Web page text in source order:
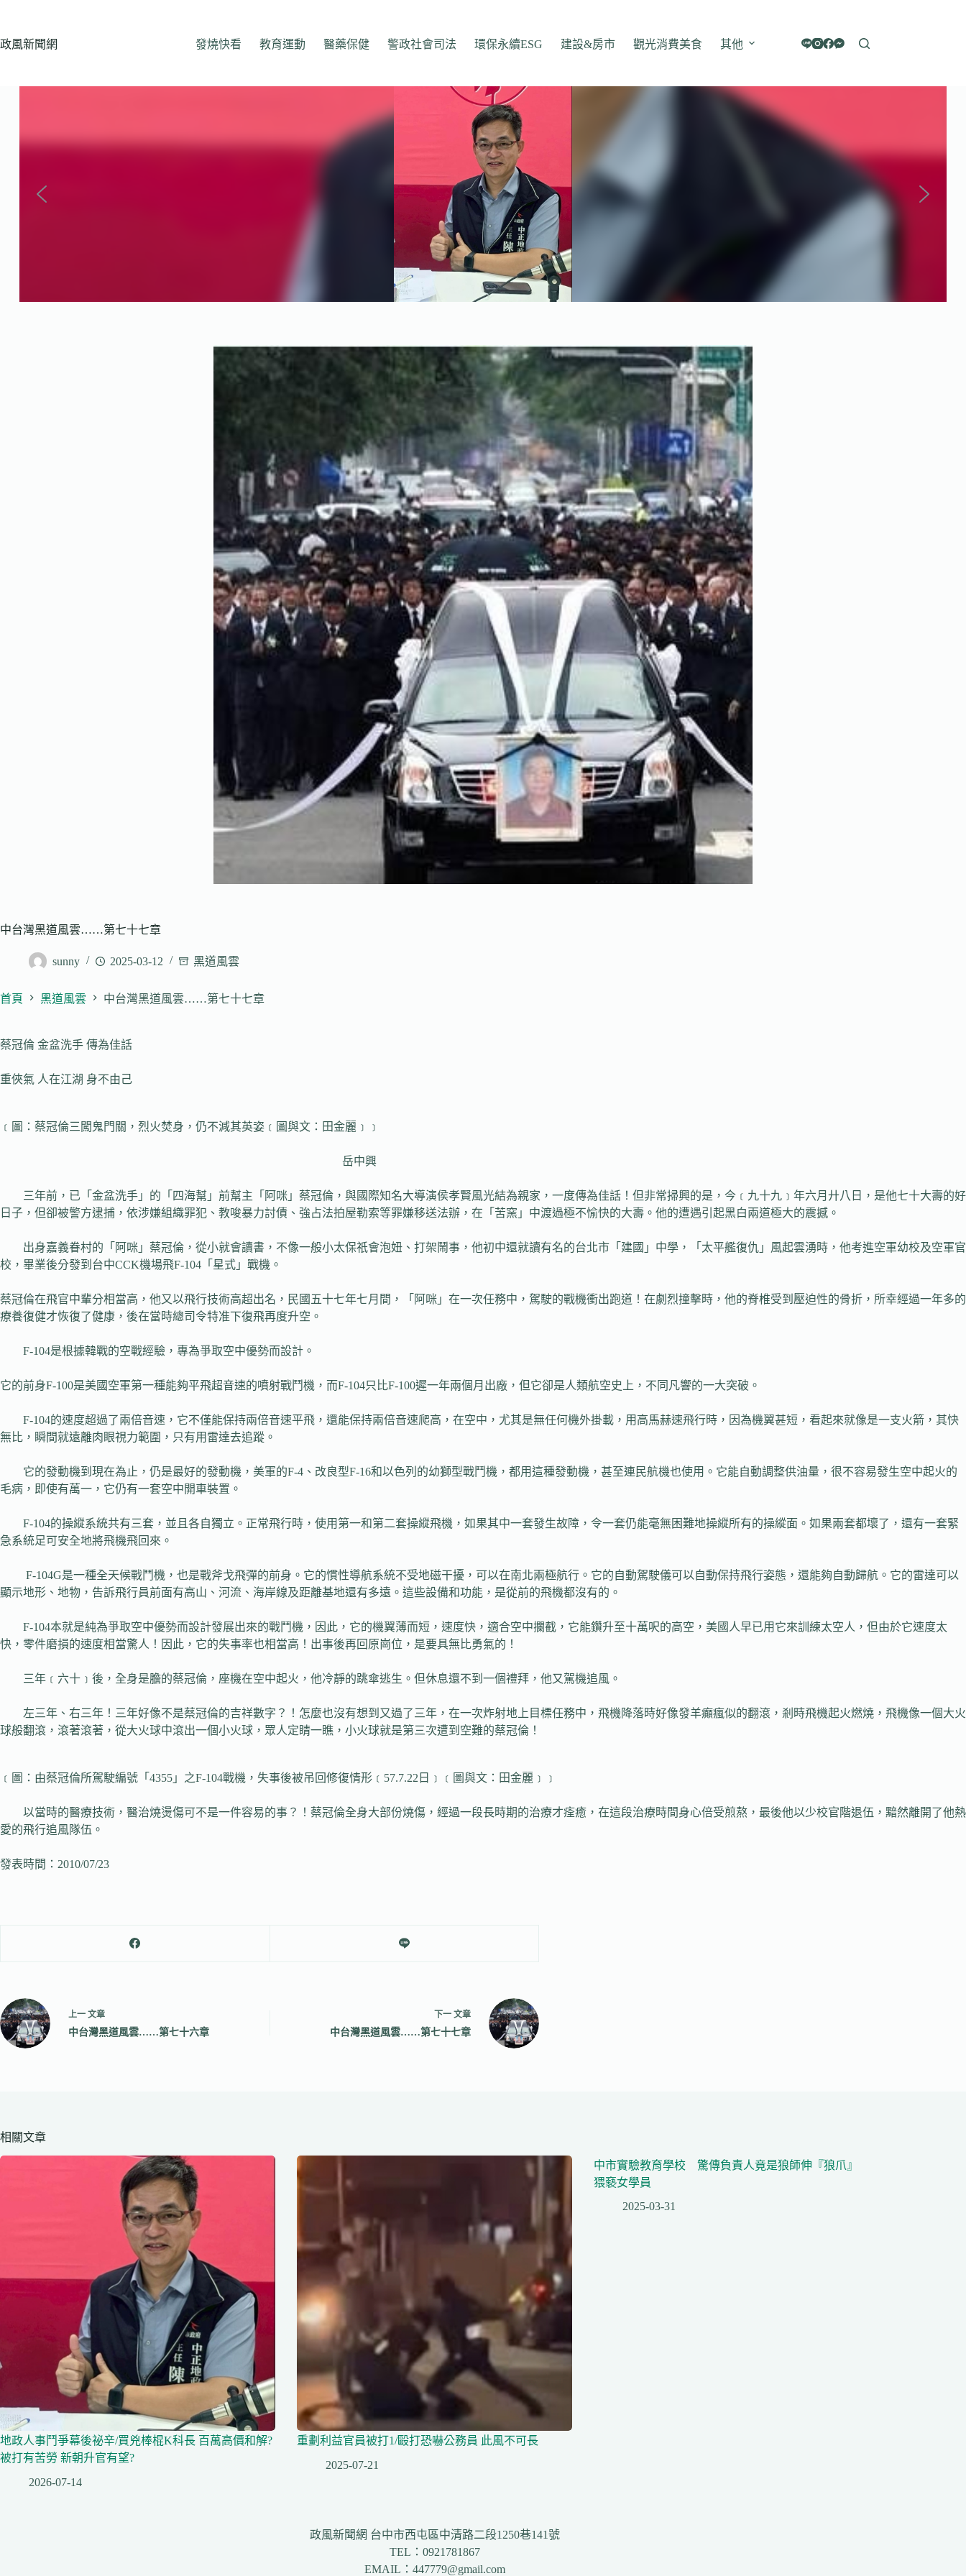
主
政風新聞網 發燒快看 教育運動 醫藥保健 警政社會司法 環保永續ESG 建設&房市 觀光消費美食 其他
中台灣黑道風雲……第七十七章
sunny 2025-03-12 黑道風雲
首頁 黑道風雲 中台灣黑道風雲……第七十七章
蔡冠倫 金盆洗手 傳為佳話
重俠氣 人在江湖 身不由己
﹝圖：蔡冠倫三闖鬼門關，烈火焚身，仍不減其英姿﹝圖與文：田金麗﹞﹞
岳中興
三年前，已「金盆洗手」的「四海幫」前幫主「阿咪」蔡冠倫，與國際知名大導演侯孝賢風光結為親家，一度傳為佳話！但非常掃興的是，今﹝九十九﹞年六月廾八日，是他七十大壽的好
日子，但卻被警方逮捕，依涉嫌組織罪犯、教唆暴力討債、強占法拍屋勒索等罪嫌移送法辦，在「苦窯」中渡過極不愉快的大壽。他的遭遇引起黑白兩道極大的震撼。
出身嘉義眷村的「阿咪」蔡冠倫，從小就會讀書，不像一般小太保祇會泡妞、打架鬧事，他初中還就讀有名的台北市「建國」中學，「太平艦復仇」風起雲湧時，他考進空軍幼校及空軍官
校，畢業後分發到台中CCK機場飛F-104「星式」戰機。
蔡冠倫在飛官中輩分相當高，他又以飛行技術高超出名，民國五十七年七月間，「阿咪」在一次任務中，駕駛的戰機衝出跑道！在劇烈撞擊時，他的脊椎受到壓迫性的骨折，所幸經過一年多的
療養復健才恢復了健康，後在當時總司令特准下復飛再度升空。
F-104是根據韓戰的空戰經驗，專為爭取空中優勢而設計。
它的前身F-100是美國空軍第一種能夠平飛超音速的噴射戰鬥機，而F-104只比F-100遲一年兩個月出廠，但它卻是人類航空史上，不同凡響的一大突破。
F-104的速度超過了兩倍音速，它不僅能保持兩倍音速平飛，還能保持兩倍音速爬高，在空中，尤其是無任何機外掛載，用高馬赫速飛行時，因為機翼甚短，看起來就像是一支火箭，其快
無比，瞬間就遠離肉眼視力範圍，只有用雷達去追蹤。
它的發動機到現在為止，仍是最好的發動機，美軍的F-4、改良型F-16和以色列的幼獅型戰鬥機，都用這種發動機，甚至連民航機也使用。它能自動調整供油量，很不容易發生空中起火的
毛病，即使有萬一，它仍有一套空中開車裝置。
F-104的操縱系統共有三套，並且各自獨立。正常飛行時，使用第一和第二套操縱飛機，如果其中一套發生故障，令一套仍能毫無困難地操縱所有的操縱面。如果兩套都壞了，還有一套緊
急系統足可安全地將飛機飛回來。
F-104G是一種全天候戰鬥機，也是戰斧戈飛彈的前身。它的慣性導航系統不受地磁干擾，可以在南北兩極航行。它的自動駕駛儀可以自動保持飛行姿態，還能夠自動歸航。它的雷達可以
顯示地形、地物，告訴飛行員前面有高山、河流、海岸線及距離基地還有多遠。這些設備和功能，是從前的飛機都沒有的。
F-104本就是純為爭取空中優勢而設計發展出來的戰鬥機，因此，它的機翼薄而短，速度快，適合空中攔截，它能鑽升至十萬呎的高空，美國人早已用它來訓練太空人，但由於它速度太
快，零件磨損的速度相當驚人！因此，它的失事率也相當高！出事後再回原崗位，是要具無比勇氣的！
三年﹝六十﹞後，全身是膽的蔡冠倫，座機在空中起火，他冷靜的跳傘逃生。但休息還不到一個禮拜，他又駕機追風。
左三年、右三年！三年好像不是蔡冠倫的吉祥數字？！怎麼也沒有想到又過了三年，在一次炸射地上目標任務中，飛機降落時好像發羊癲瘋似的翻滾，剎時飛機起火燃燒，飛機像一個大火
球般翻滾，滾著滾著，從大火球中滾出一個小火球，眾人定睛一瞧，小火球就是第三次遭到空難的蔡冠倫！
﹝圖：由蔡冠倫所駕駛編號「4355」之F-104戰機，失事後被吊回修復情形﹝57.7.22日﹞﹝圖與文：田金麗﹞﹞
以當時的醫療技術，醫治燒燙傷可不是一件容易的事？！蔡冠倫全身大部份燒傷，經過一段長時期的治療才痊癒，在這段治療時間身心倍受煎熬，最後他以少校官階退伍，黯然離開了他熱
愛的飛行追風隊伍。
發表時間：2010/07/23
上一 文章
中台灣黑道風雲……第七十六章
下一 文章
中台灣黑道風雲……第七十七章
相關文章
地政人事鬥爭幕後祕辛/買兇棒棍K科長 百萬高價和解?
被打有苦勞 新朝升官有望?
2026-07-14
重劃利益官員被打1/毆打恐嚇公務員 此風不可長
2025-07-21
中市實驗教育學校 驚傳負責人竟是狼師伸『狼爪』
猥褻女學員
2025-03-31
政風新聞網 台中市西屯區中清路二段1250巷141號
TEL：0921781867
EMAIL：447779@gmail.com